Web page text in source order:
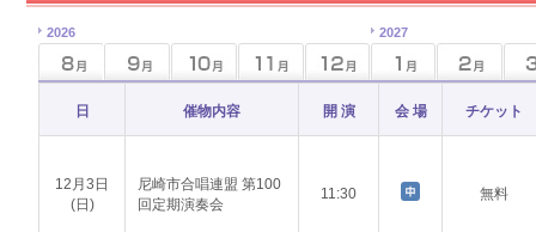
2026 2027
日 催物内容 開 演 会 場 チケット
12月3日
(日)
尼崎市合唱連盟 第100
回定期演奏会
11:30 無料